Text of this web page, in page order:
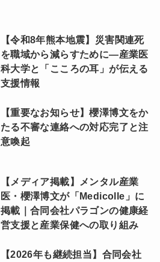
【令和8年熊本地震】災害関連死
を職域から減らすために―産業医
科大学と「こころの耳」が伝える
支援情報
【重要なお知らせ】櫻澤博文をか
たる不審な連絡への対応完了と注
意喚起
【メディア掲載】メンタル産業
医・櫻澤博文が「Medicolle」に
掲載｜合同会社パラゴンの健康経
営支援と産業保健への取り組み
【2026年も継続担当】合同会社